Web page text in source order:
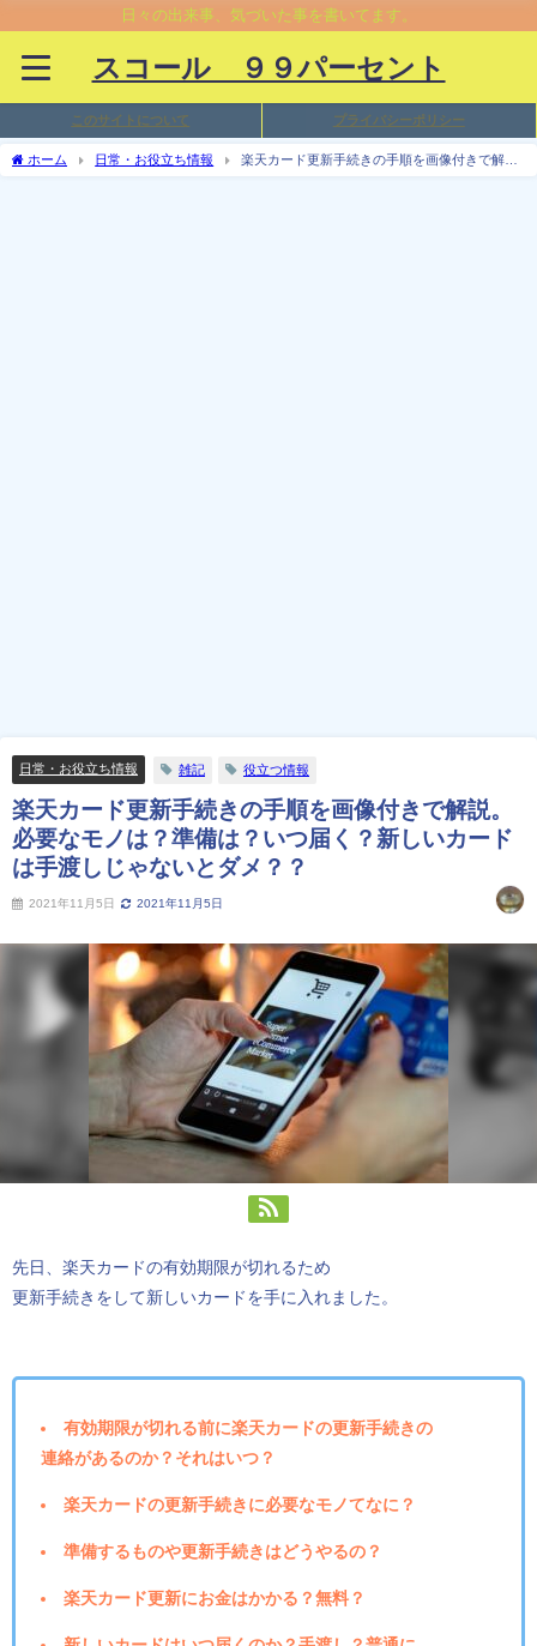
日々の出来事、気づいた事を書いてます。
スコール ９９パーセント
このサイトについて プライバシーポリシー
ホーム 日常・お役立ち情報
楽天カード更新手続きの手順を画像付きで解
日常・お役立ち情報 雑記 役立つ情報
楽天カード更新手続きの手順を画像付きで解説。
必要なモノは？準備は？いつ届く？新しいカード
は手渡しじゃないとダメ？？
2021年11月5日 2021年11月5日
先日、楽天カードの有効期限が切れるため
更新手続きをして新しいカードを手に入れました。
有効期限が切れる前に楽天カードの更新手続きの
連絡があるのか？それはいつ？
楽天カードの更新手続きに必要なモノてなに？
準備するものや更新手続きはどうやるの？
楽天カード更新にお金はかかる？無料？